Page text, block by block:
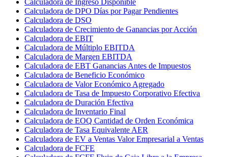
Calculadora de DPO Días por Pagar Pendientes
Calculadora de DSO
Calculadora de Crecimiento de Ganancias por Acción
Calculadora de EBIT
Calculadora de Múltiplo EBITDA
Calculadora de Margen EBITDA
Calculadora de EBT Ganancias Antes de Impuestos
Calculadora de Beneficio Económico
Calculadora de Valor Económico Agregado
Calculadora de Tasa de Impuesto Corporativo Efectiva
Calculadora de Duración Efectiva
Calculadora de Inventario Final
Calculadora de EOQ Cantidad de Orden Económica
Calculadora de Tasa Equivalente AER
Calculadora de EV a Ventas Valor Empresarial a Ventas
Calculadora de FCFE